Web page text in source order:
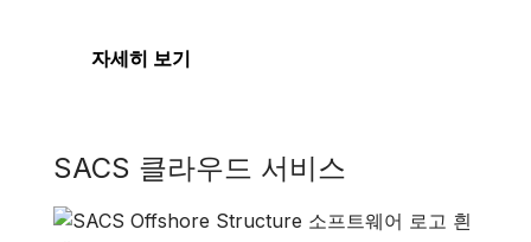
자세히 보기
SACS 클라우드 서비스